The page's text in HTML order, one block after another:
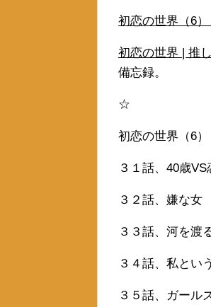
初恋の世界（6
初恋の世界 | 推
備忘録。
☆
初恋の世界（6
３１話、40歳VS
３２話、嫌な女
３３話、河を渡
３４話、私とい
３５話、ガール